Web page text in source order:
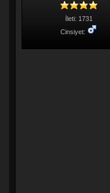
İleti: 1731
Cinsiyet: